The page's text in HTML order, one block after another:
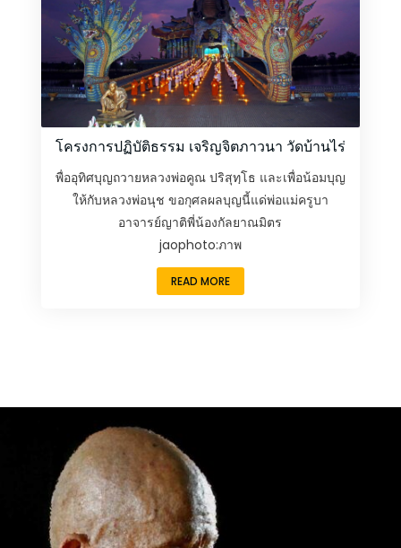
โครงการปฏิบัติธรรม เจริญจิตภาวนา วัดบ้านไร่
พื่ออุทิศบุญถวายหลวงพ่อคูณ ปริสุทฺโธ และเพื่อน้อมบุญ
ให้กับหลวงพ่อนุช ขอกุศลผลบุญนี้แด่พ่อแม่ครูบา
อาจารย์ญาติพี่น้องกัลยาณมิตร
jaophoto:ภาพ
READ MORE